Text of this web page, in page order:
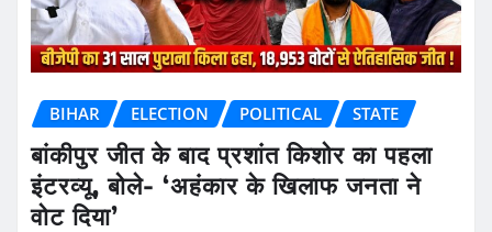
BIHAR ELECTION POLITICAL STATE
बांकीपुर जीत के बाद प्रशांत किशोर का पहला
इंटरव्यू, बोले- ‘अहंकार के खिलाफ जनता ने
वोट दिया’